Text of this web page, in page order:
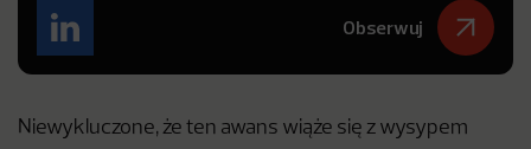
Obserwuj
Niewykluczone, że ten awans wiąże się z wysypem